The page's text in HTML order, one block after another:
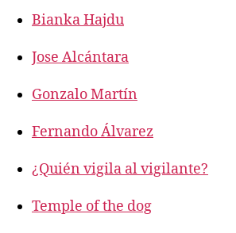
Bianka Hajdu
Jose Alcántara
Gonzalo Martín
Fernando Álvarez
¿Quién vigila al vigilante?
Temple of the dog